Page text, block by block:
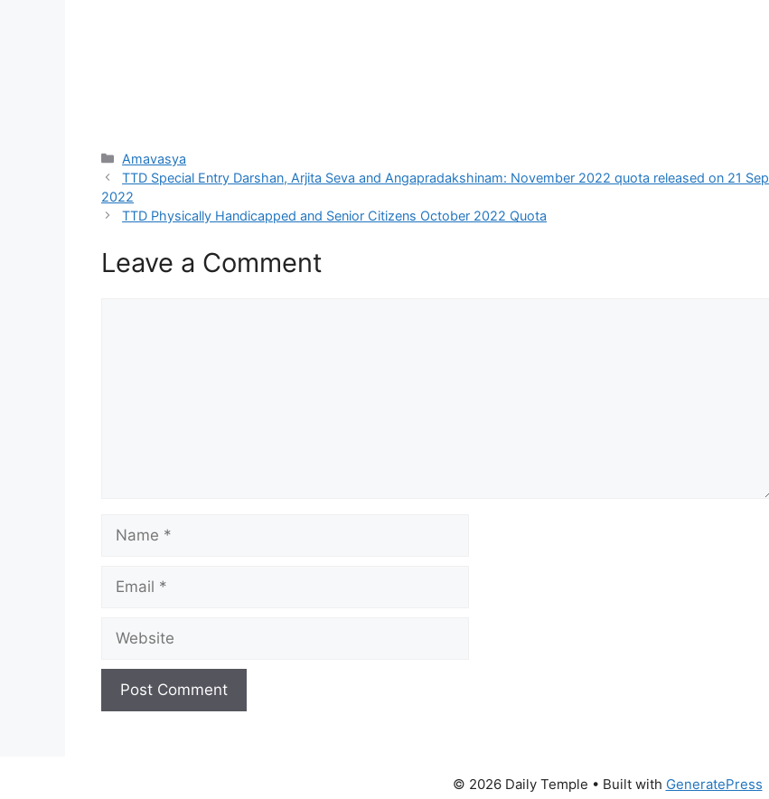
Categories
Amavasya
TTD Special Entry Darshan, Arjita Seva and Angapradakshinam: November 2022 quota released on 21 Sep
2022
TTD Physically Handicapped and Senior Citizens October 2022 Quota
Leave a Comment
Name
Email
Website
© 2026 Daily Temple • Built with GeneratePress